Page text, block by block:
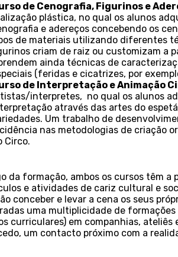
de Cenografia, Figurinos e
plástica, no qual os alunos
e adereços concebendo os
de materiais utilizando diferentes
criam de raiz ou customizam a
ainda técnicas de
(feridas e cicatrizes, por
de Interpretação e Animação
interpretes, no qual os alunos
através das artes do
Um trabalho de
nas metodologias de criação
Circo.
da formação, ambos os cursos têm
e atividades de cariz cultural e
conceber e levar a cena os seus
uma multiplicidade de
curriculares) em companhias,
um contacto próximo com a